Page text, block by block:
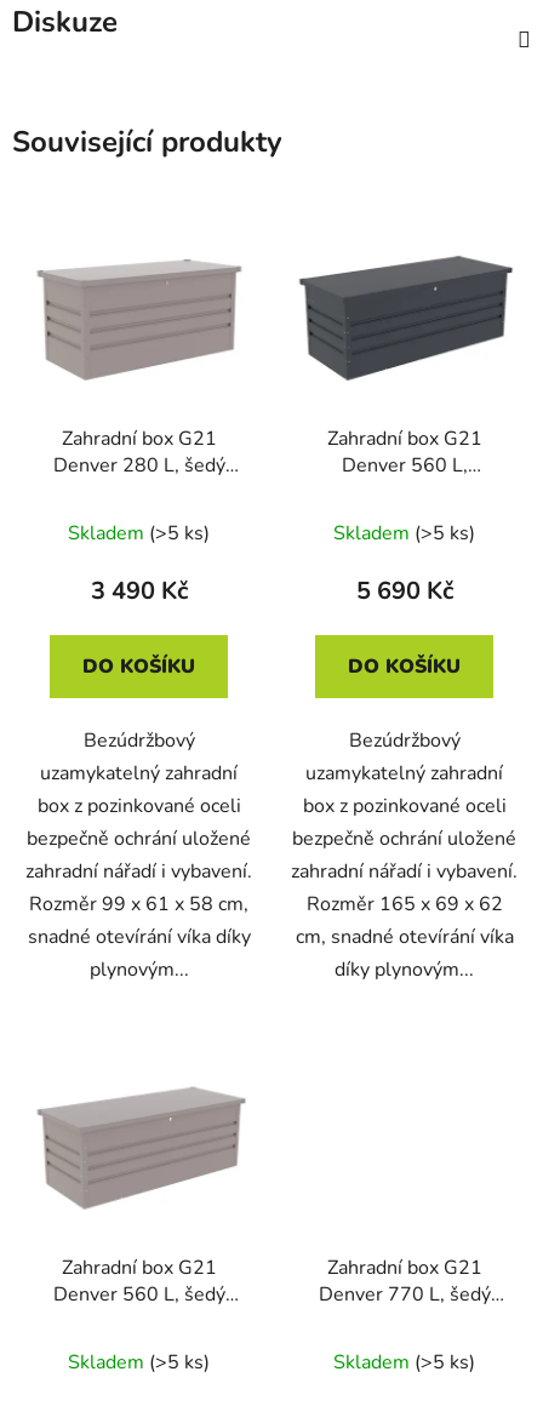
Diskuze
Související produkty
Zahradní box G21
Denver 280 L, šedý
Skladem (>5 ks)
3 490 Kč
DO KOŠÍKU
Bezúdržbový
uzamykatelný zahradní
box z pozinkované oceli
bezpečně ochrání uložené
zahradní nářadí i vybavení.
Rozměr 99 x 61 x 58 cm,
snadné otevírání víka díky
plynovým...
Zahradní box G21
Denver 560 L,
Skladem (>5 ks)
5 690 Kč
DO KOŠÍKU
Bezúdržbový
uzamykatelný zahradní
box z pozinkované oceli
bezpečně ochrání uložené
zahradní nářadí i vybavení.
Rozměr 165 x 69 x 62
cm, snadné otevírání víka
díky plynovým...
Zahradní box G21
Denver 560 L, šedý
Skladem (>5 ks)
Zahradní box G21
Denver 770 L, šedý
Skladem (>5 ks)